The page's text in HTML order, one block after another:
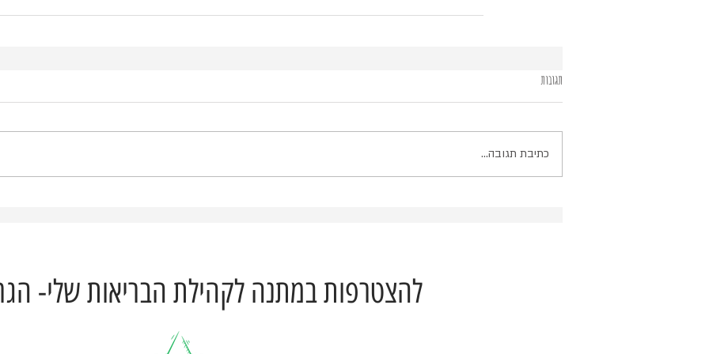
תגובות
כתיבת תגובה...
להצטרפות במתנה לקהילת הבריאות שלי-